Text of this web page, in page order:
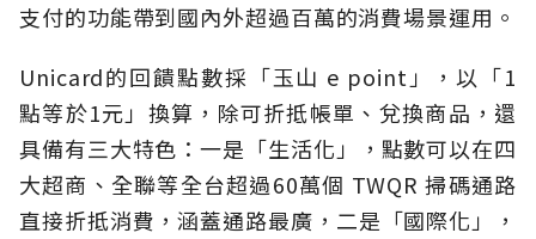
支付的功能帶到國內外超過百萬的消費場景運用。
Unicard的回饋點數採「玉山 e point」，以「1
點等於1元」換算，除可折抵帳單、兌換商品，還
具備有三大特色：一是「生活化」，點數可以在四
大超商、全聯等全台超過60萬個 TWQR 掃碼通路
直接折抵消費，涵蓋通路最廣，二是「國際化」，